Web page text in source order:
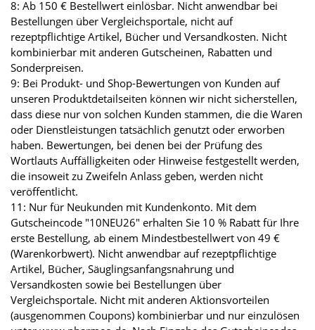
8: Ab 150 € Bestellwert einlösbar. Nicht anwendbar bei
Bestellungen über Vergleichsportale, nicht auf
rezeptpflichtige Artikel, Bücher und Versandkosten. Nicht
kombinierbar mit anderen Gutscheinen, Rabatten und
Sonderpreisen.
9: Bei Produkt- und Shop-Bewertungen von Kunden auf
unseren Produktdetailseiten können wir nicht sicherstellen,
dass diese nur von solchen Kunden stammen, die die Waren
oder Dienstleistungen tatsächlich genutzt oder erworben
haben. Bewertungen, bei denen bei der Prüfung des
Wortlauts Auffälligkeiten oder Hinweise festgestellt werden,
die insoweit zu Zweifeln Anlass geben, werden nicht
veröffentlicht.
11: Nur für Neukunden mit Kundenkonto. Mit dem
Gutscheincode "10NEU26" erhalten Sie 10 % Rabatt für Ihre
erste Bestellung, ab einem Mindestbestellwert von 49 €
(Warenkorbwert). Nicht anwendbar auf rezeptpflichtige
Artikel, Bücher, Säuglingsanfangsnahrung und
Versandkosten sowie bei Bestellungen über
Vergleichsportale. Nicht mit anderen Aktionsvorteilen
(ausgenommen Coupons) kombinierbar und nur einzulösen